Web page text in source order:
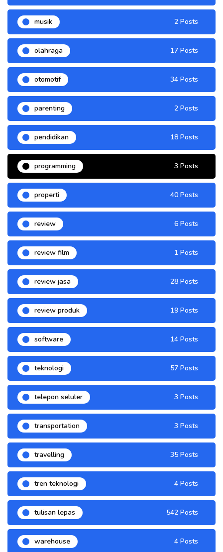
musik 2 Posts
olahraga 17 Posts
otomotif 34 Posts
parenting 2 Posts
pendidikan 18 Posts
programming 3 Posts
properti 40 Posts
review 6 Posts
review film 1 Posts
review jasa 28 Posts
review produk 19 Posts
software 14 Posts
teknologi 57 Posts
telepon seluler 3 Posts
transportation 3 Posts
travelling 35 Posts
tren teknologi 4 Posts
tulisan lepas 542 Posts
warehouse 4 Posts